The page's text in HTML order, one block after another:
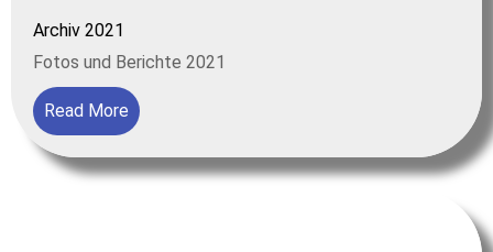
Archiv 2021
Fotos und Berichte 2021
Read More